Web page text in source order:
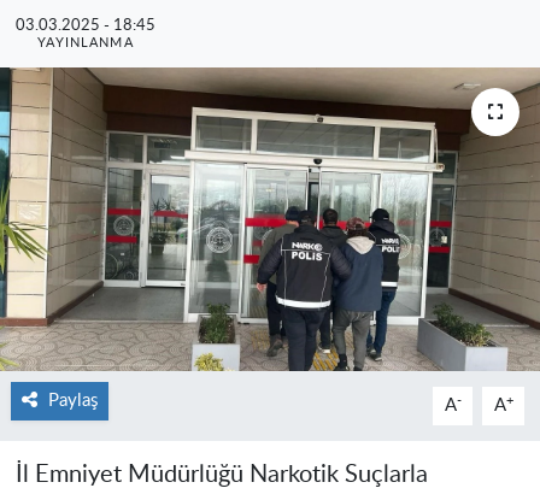
03.03.2025 - 18:45
YAYINLANMA
Paylaş A- A+
İl Emniyet Müdürlüğü Narkotik Suçlarla